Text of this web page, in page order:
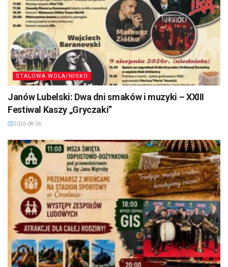
STALOWA WOLA/NISKO
Janów Lubelski: Dwa dni smaków i muzyki – XXIII
Festiwal Kaszy „Gryczaki”
2026-08-06